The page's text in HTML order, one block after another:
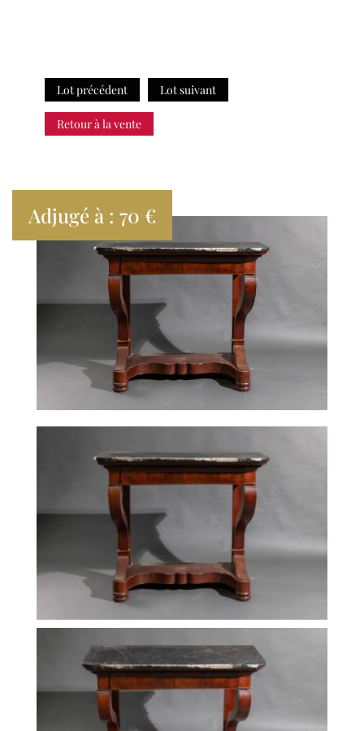
Lot précédent Lot suivant
Retour à la vente
Adjugé à : 70 €